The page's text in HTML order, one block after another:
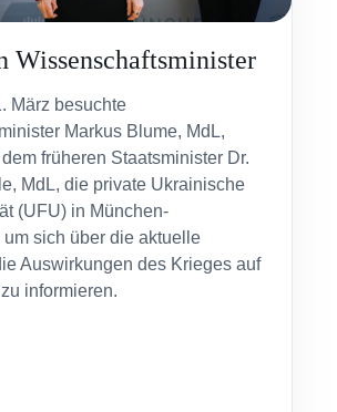
Wissenschaftsminister
März besuchte
Markus Blume, MdL,
früheren Staatsminister Dr.
MdL, die private Ukrainische
(UFU) in München-
um sich über die aktuelle
Auswirkungen des Krieges auf
informieren.